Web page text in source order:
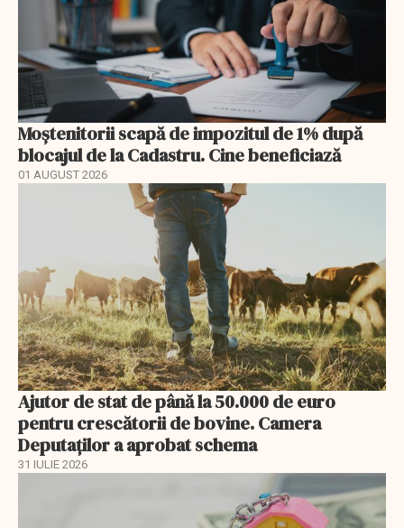
Moștenitorii scapă de impozitul de 1% după
blocajul de la Cadastru. Cine beneficiază
01 AUGUST 2026
Ajutor de stat de până la 50.000 de euro
pentru crescătorii de bovine. Camera
Deputaților a aprobat schema
31 IULIE 2026